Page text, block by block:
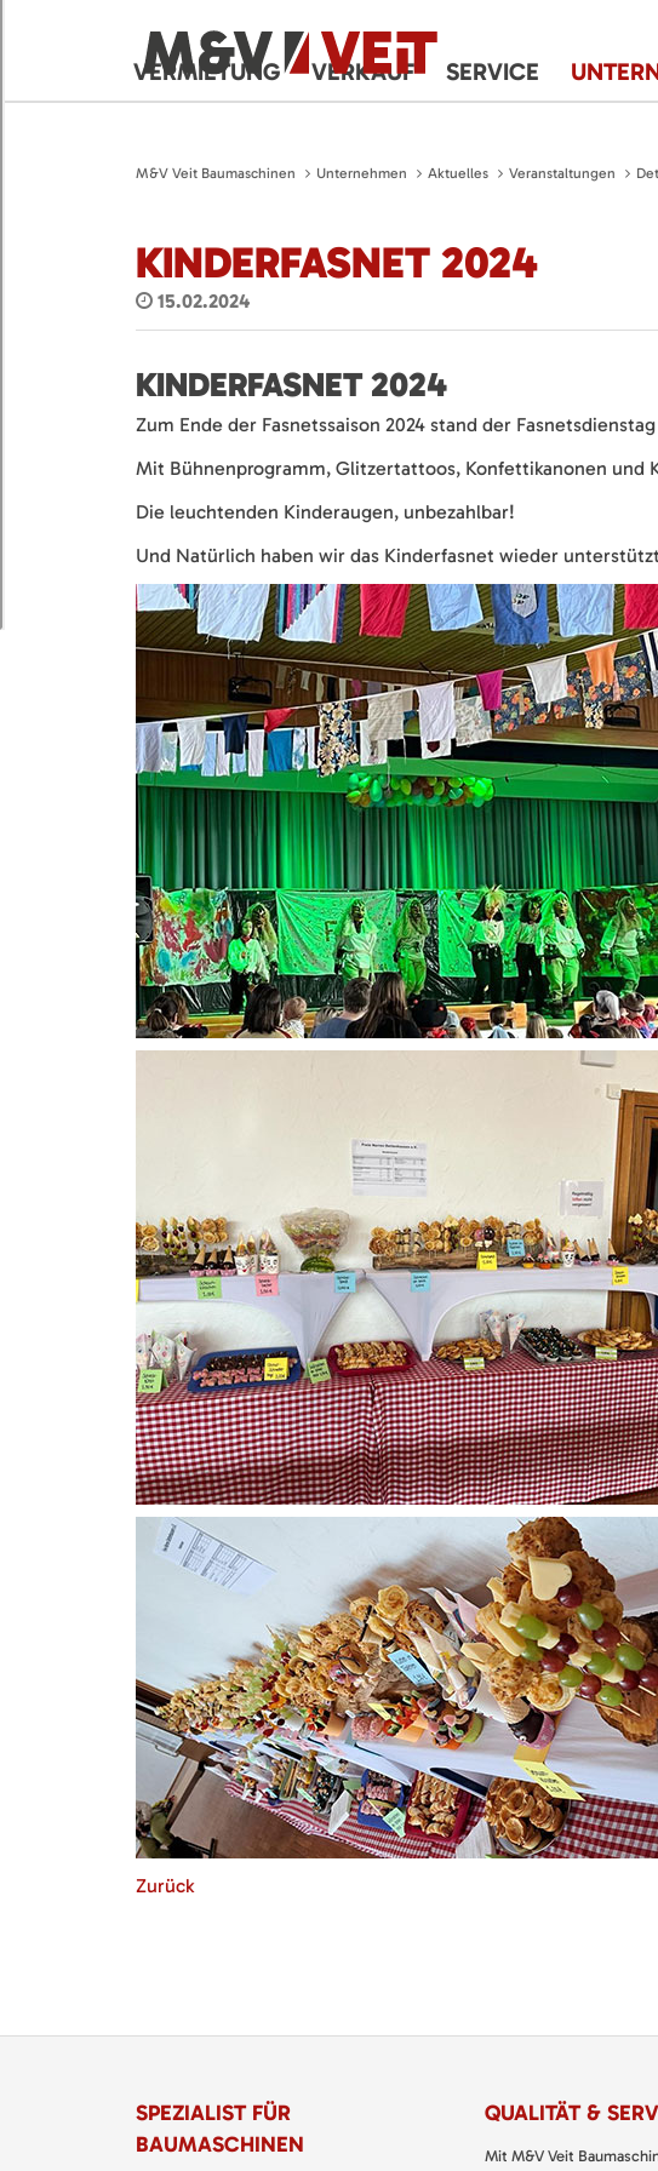
VERMIETUNG VERKAUF SERVICE
M&V Veit Baumaschinen Unternehmen Aktuelles Veranstaltungen
KINDERFASNET 2024
15.02.2024
KINDERFASNET 2024
Zum Ende der Fasnetssaison 2024 stand der
Mit Bühnenprogramm, Glitzertattoos, Konfettikanonen und
Die leuchtenden Kinderaugen, unbezahlbar!
Und Natürlich haben wir das Kinderfasnet wieder
Zurück
SPEZIALIST FÜR
BAUMASCHINEN
QUALITÄT &
Mit M&V Veit